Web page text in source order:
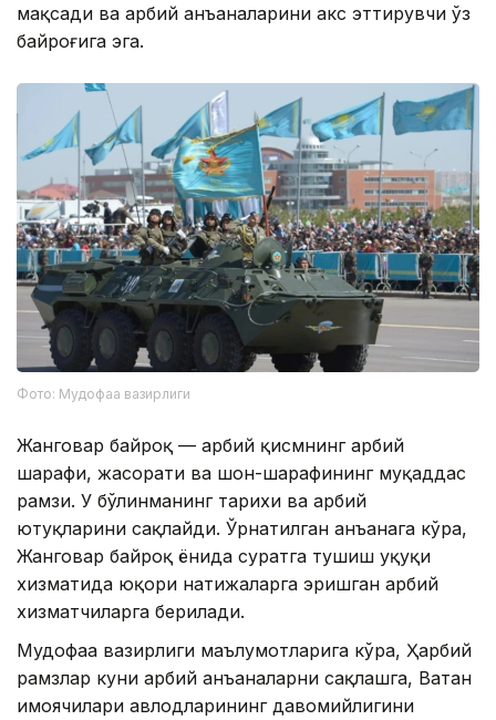
мақсади ва ҳарбий анъаналарини акс эттирувчи ўз
байроғига эга.
Фото: Мудофаа вазирлиги
Жанговар байроқ — ҳарбий қисмнинг ҳарбий
шарафи, жасорати ва шон-шарафининг муқаддас
рамзи. У бўлинманинг тарихи ва ҳарбий
ютуқларини сақлайди. Ўрнатилган анъанага кўра,
Жанговар байроқ ёнида суратга тушиш ҳуқуқи
хизматида юқори натижаларга эришган ҳарбий
хизматчиларга берилади.
Мудофаа вазирлиги маълумотларига кўра, Ҳарбий
рамзлар куни ҳарбий анъаналарни сақлашга, Ватан
ҳимоячилари авлодларининг давомийлигини